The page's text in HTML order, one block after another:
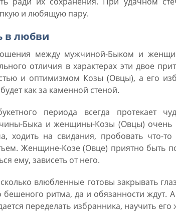
и любящую пару.
в любви
между мужчиной-Быком и
отличия в характерах эти двое
и оптимизмом Козы (Овцы), а его
как за каменной стеной.
периода всегда протекает
Быка и женщины-Козы (Овцы) очень
ходить на свидания, пробовать что-
Женщине-Козе (Овце) приятно быть
ему, зависеть от него.
влюбленные готовы закрывать
бешеного ритма, да и обязанности
переделать избранника, научить